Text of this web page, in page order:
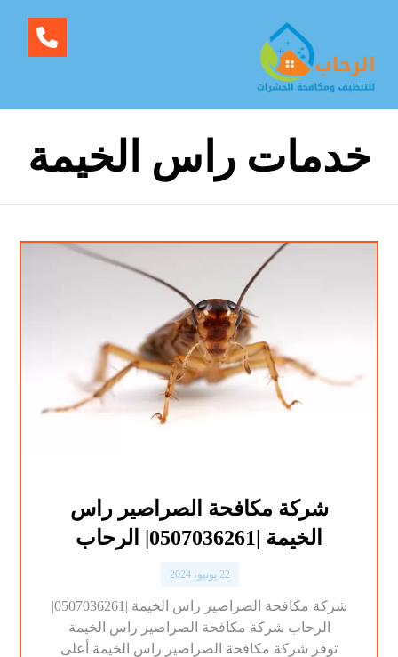
خدمات راس الخيمة
شركة مكافحة الصراصير راس
الخيمة |0507036261| الرحاب
22 يونيو، 2024
شركة مكافحة الصراصير راس الخيمة |0507036261|
الرحاب شركة مكافحة الصراصير راس الخيمة
توفر شركة مكافحة الصراصير راس الخيمة أعلى